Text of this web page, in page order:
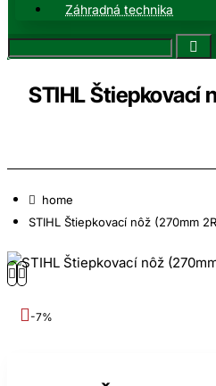
Záhradná technika
STIHL Štiepkovací
home
STIHL Štiepkovací nôž (270mm
-7%